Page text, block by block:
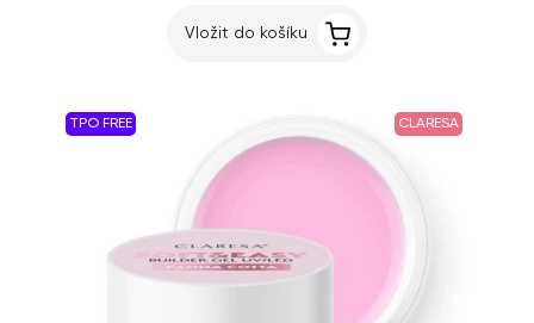
Vložit do košíku
TPO FREE CLARESA